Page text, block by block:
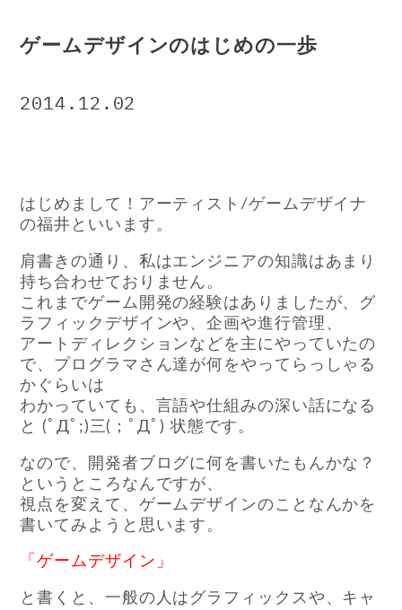
ゲームデザインのはじめの一歩
2014.12.02
はじめまして！アーティスト/ゲームデザイナ
の福井といいます。
肩書きの通り、私はエンジニアの知識はあまり
持ち合わせておりません。
これまでゲーム開発の経験はありましたが、グ
ラフィックデザインや、企画や進行管理、
アートディレクションなどを主にやっていたの
で、プログラマさん達が何をやってらっしゃる
かぐらいは
わかっていても、言語や仕組みの深い話になる
と (ﾟДﾟ;)三(；ﾟДﾟ) 状態です。
なので、開発者ブログに何を書いたもんかな？
というところなんですが、
視点を変えて、ゲームデザインのことなんかを
書いてみようと思います。
「ゲームデザイン」
と書くと、一般の人はグラフィックスや、キャ